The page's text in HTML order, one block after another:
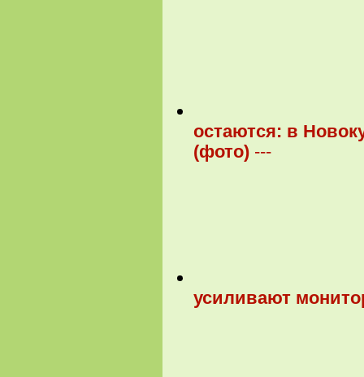
остаются: в
(фото) ---
усиливают